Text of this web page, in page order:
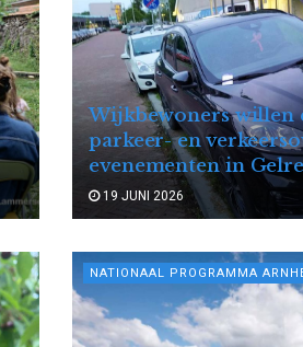
Wijkbewoners willen
parkeer- en
evenementen in
19 JUNI 2026
NATIONAAL PROGRAMMA